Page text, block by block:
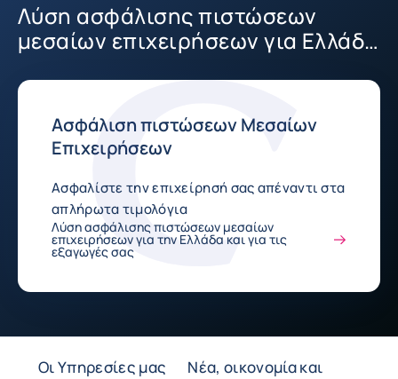
Λύση ασφάλισης πιστώσεων
μεσαίων επιχειρήσεων για Ελλάδα
Ασφάλιση πιστώσεων Μεσαίων
Επιχειρήσεων
Ασφαλίστε την επιχείρησή σας απέναντι στα
απλήρωτα τιμολόγια
Λύση ασφάλισης πιστώσεων μεσαίων
επιχειρήσεων για την Ελλάδα και για τις
εξαγωγές σας
Οι Υπηρεσίες μας
Νέα, οικονομία και